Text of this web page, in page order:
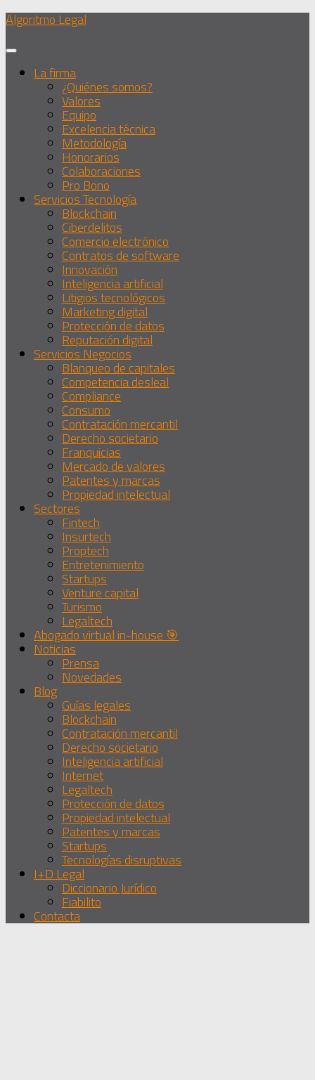
Debajo
del
contenido
Algoritmo Legal
La firma
¿Quiénes somos?
Valores
Equipo
Excelencia técnica
Metodología
Honorarios
Colaboraciones
Pro Bono
Servicios Tecnología
Blockchain
Ciberdelitos
Comercio electrónico
Contratos de software
Innovación
Inteligencia artificial
Litigios tecnológicos
Marketing digital
Protección de datos
Reputación digital
Servicios Negocios
Blanqueo de capitales
Competencia desleal
Compliance
Consumo
Contratación mercantil
Derecho societario
Franquicias
Mercado de valores
Patentes y marcas
Propiedad intelectual
Sectores
Fintech
Insurtech
Proptech
Entretenimiento
Startups
Venture capital
Turismo
Legaltech
Abogado virtual in-house 🎯
Noticias
Prensa
Novedades
Blog
Guías legales
Blockchain
Contratación mercantil
Derecho societario
Inteligencia artificial
Internet
Legaltech
Protección de datos
Propiedad intelectual
Patentes y marcas
Startups
Tecnologías disruptivas
I+D Legal
Diccionario Jurídico
Fiabilito
Contacta